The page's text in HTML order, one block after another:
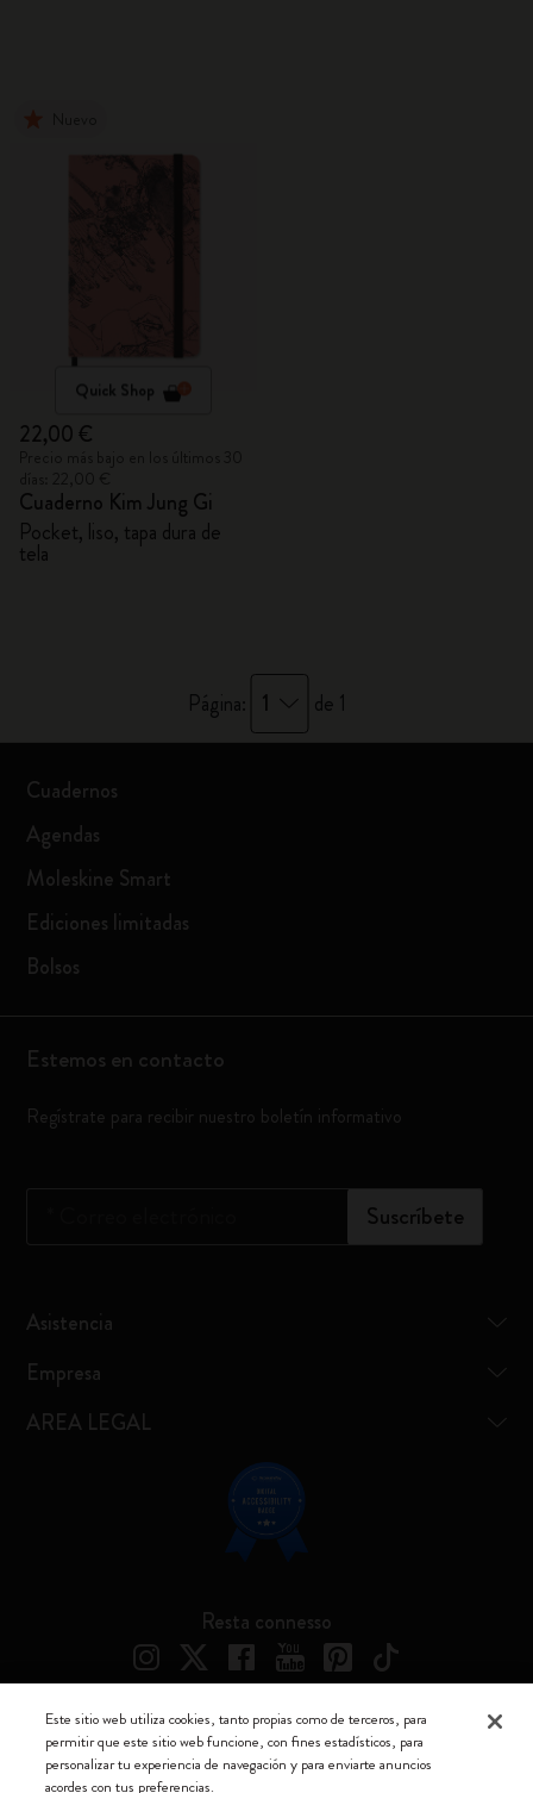
Quick Shop
22,00 €
Cuaderno Kim Jung Gi
Pocket, liso, tapa dura de
tela
Página: 1 de 1
Cuadernos
Agendas
Moleskine Smart
Ediciones limitadas
Bolsos
Estemos en contacto
Regístrate para recibir nuestro boletín informativo
Suscríbete
Asistencia
Empresa
AREA LEGAL
Resta connesso
Moleskine ® es una marca registrada de Moleskine Srl a socio unico
Este sitio web utiliza cookies, tanto propias como de terceros, para
permitir que este sitio web funcione, con fines estadísticos, para
personalizar tu experiencia de navegación y para enviarte anuncios
acordes con tus preferencias.